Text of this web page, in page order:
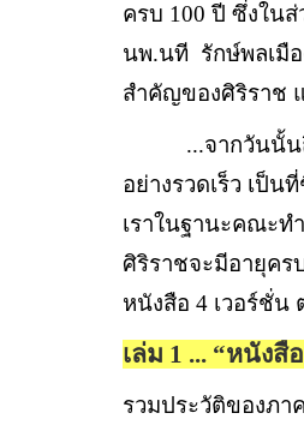
ครบ 100 ปี ซึ่งในส่
นพ.นที รักษ์พลเมื
สำคัญของศิริราช
...จากวันนั้น
อย่างรวดเร็ว เป็
เราในฐานะคณะท
ศิริราชจะมีอายุคร
หนังสือ 4 เวอร์ชั่น
เล่ม 1 ... “หนังสือ
รวมประวัติของภ